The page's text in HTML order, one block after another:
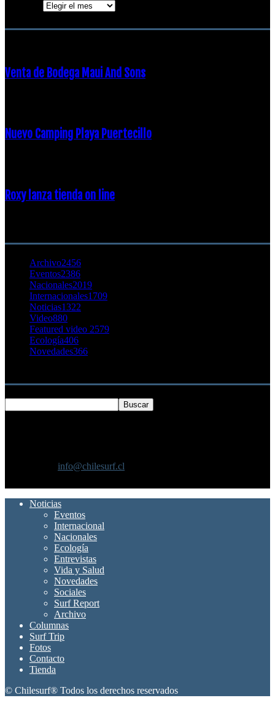
Venta de Bodega Maui And Sons
Nuevo Camping Playa Puertecillo
Roxy lanza tienda on line
Archivo2456
Eventos2386
Nacionales2019
Internacionales1709
Noticias1322
Video880
Featured video 2579
Ecología406
Novedades366
info@chilesurf.cl
Noticias
Eventos
Internacional
Nacionales
Ecología
Entrevistas
Vida y Salud
Novedades
Sociales
Surf Report
Archivo
Columnas
Surf Trip
Fotos
Contacto
Tienda
© Chilesurf® Todos los derechos reservados